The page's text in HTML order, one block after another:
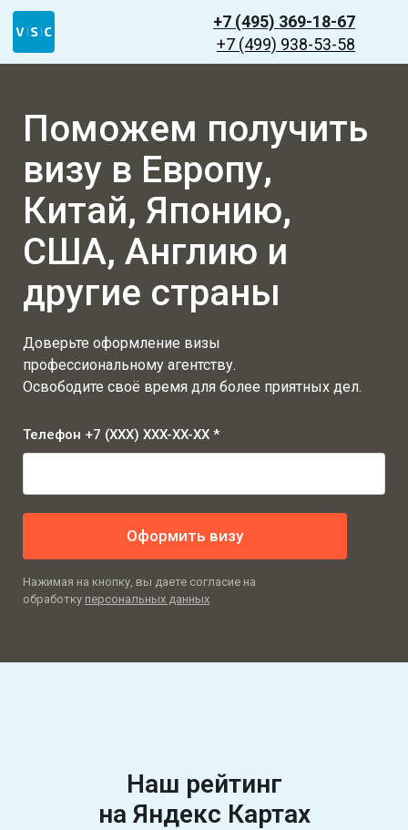
+7 (495) 369-18-67
+7 (499) 938-53-58
Поможем получить
визу в Европу,
Китай, Японию,
США, Англию и
другие страны
Доверьте оформление визы
профессиональному агентству.
Освободите своё время для более приятных дел.
Телефон +7 (XXX) XXX-XX-XX *
Оформить визу
Нажимая на кнопку, вы даете согласие на
обработку персональных данных
Наш рейтинг
на Яндекс Картах